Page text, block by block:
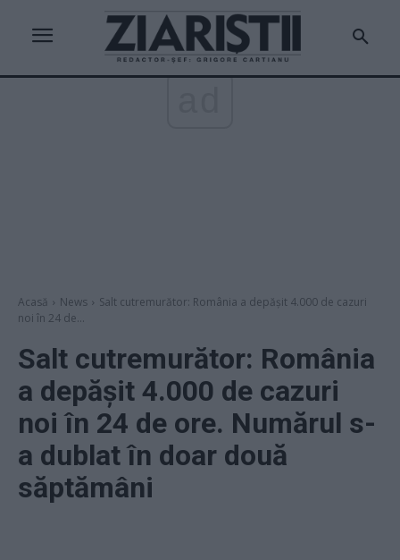
Acasă News
Salt cutremurător: România a depășit 4.000 de cazuri
noi în 24 de...
Salt cutremurător: România
a depășit 4.000 de cazuri
noi în 24 de ore. Numărul s-
a dublat în doar două
săptămâni